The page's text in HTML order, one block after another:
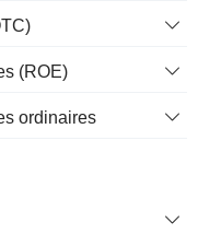
(ROE)
ordinaires